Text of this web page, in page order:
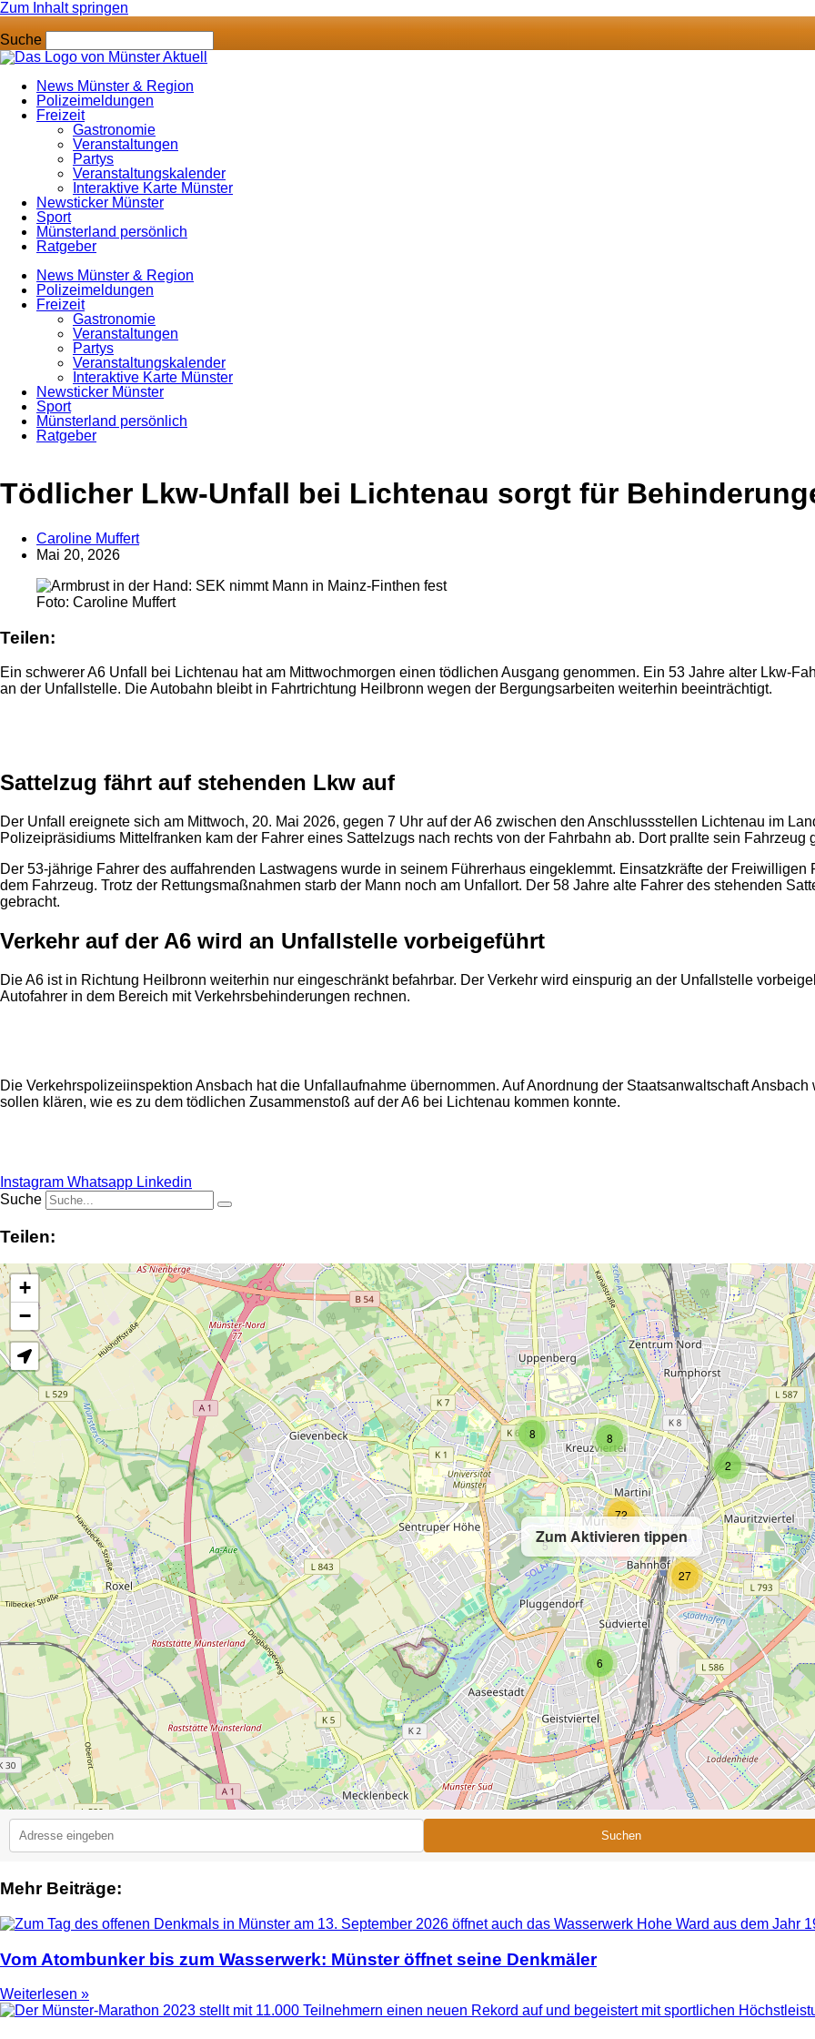
Zum Inhalt springen
Suche
News Münster & Region
Polizeimeldungen
Freizeit
Gastronomie
Veranstaltungen
Partys
Veranstaltungskalender
Interaktive Karte Münster
Newsticker Münster
Sport
Münsterland persönlich
Ratgeber
News Münster & Region
Polizeimeldungen
Freizeit
Gastronomie
Veranstaltungen
Partys
Veranstaltungskalender
Interaktive Karte Münster
Newsticker Münster
Sport
Münsterland persönlich
Ratgeber
Anzeige
Tödlicher Lkw-Unfall bei Lichtenau sorgt für
Caroline Muffert
Mai 20, 2026
Foto: Caroline Muffert
Teilen:
Ein schwerer A6 Unfall bei Lichtenau hat am Mittwochmorgen einen tödlichen Ausgang genommen. Ein 53 Jahre alter Lkw-
an der Unfallstelle. Die Autobahn bleibt in Fahrtrichtung Heilbronn wegen der Bergungsarbeiten weiterhin beeinträchtigt.
Sattelzug fährt auf stehenden Lkw auf
Der Unfall ereignete sich am Mittwoch, 20. Mai 2026, gegen 7 Uhr auf der A6 zwischen den Anschlussstellen Lichtenau im
Polizeipräsidiums Mittelfranken kam der Fahrer eines Sattelzugs nach rechts von der Fahrbahn ab. Dort prallte sein
Der 53-jährige Fahrer des auffahrenden Lastwagens wurde in seinem Führerhaus eingeklemmt. Einsatzkräfte der
dem Fahrzeug. Trotz der Rettungsmaßnahmen starb der Mann noch am Unfallort. Der 58 Jahre alte Fahrer des stehenden
gebracht.
Verkehr auf der A6 wird an Unfallstelle vorbeigeführt
Die A6 ist in Richtung Heilbronn weiterhin nur eingeschränkt befahrbar. Der Verkehr wird einspurig an der Unfallstelle
Autofahrer in dem Bereich mit Verkehrsbehinderungen rechnen.
Die Verkehrspolizeiinspektion Ansbach hat die Unfallaufnahme übernommen. Auf Anordnung der Staatsanwaltschaft
sollen klären, wie es zu dem tödlichen Zusammenstoß auf der A6 bei Lichtenau kommen konnte.
Instagram Whatsapp Linkedin
Suche
Teilen:
Zum Aktivieren tippen
2
2
8
6
8
27
5
72
+
−
Suchen
Mehr Beiträge:
Vom Atombunker bis zum Wasserwerk: Münster öffnet seine Denkmäler
Weiterlesen »